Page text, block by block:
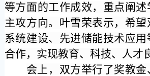
等方面的工作成效，重点阐述
主攻方向。叶雪荣表示，希
系统建设、先进储能技术应
合作，实现教育、科技、人才
会上，双方举行了奖教